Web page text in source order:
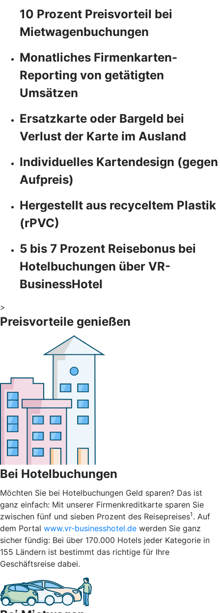
10 Prozent Preisvorteil bei
Mietwagenbuchungen
Monatliches Firmenkarten-
Reporting von getätigten
Umsätzen
Ersatzkarte oder Bargeld bei
Verlust der Karte im Ausland
Individuelles Kartendesign (gegen
Aufpreis)
Hergestellt aus recyceltem Plastik
(rPVC)
5 bis 7 Prozent Reisebonus bei
Hotelbuchungen über VR-
BusinessHotel
>
Preisvorteile genießen
Bei Hotelbuchungen
Möchten Sie bei Hotelbuchungen Geld sparen? Das ist
ganz einfach: Mit unserer Firmenkreditkarte sparen Sie
zwischen fünf und sieben Prozent des Reisepreises1 . Auf
dem Portal www.vr-businesshotel.de werden Sie ganz
sicher fündig: Bei über 170.000 Hotels jeder Kategorie in
155 Ländern ist bestimmt das richtige für Ihre
Geschäftsreise dabei.